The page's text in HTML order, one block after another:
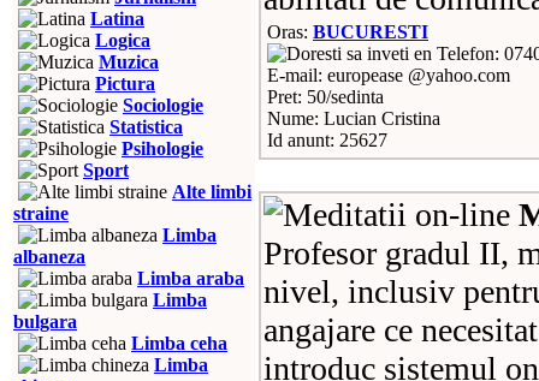
Latina
Logica
Muzica
Pictura
Sociologie
Statistica
Psihologie
Sport
Alte limbi
straine
Limba
albaneza
Limba araba
Limba
bulgara
Limba ceha
Limba
Oras: BUCURESTI
Telefon:
E-mail: europease @yahoo.com
Pret: 50/sedinta
Nume: Lucian Cristina
Id anunt: 25627
Profesor gradul II,
nivel, inclusiv
angajare ce
introduc sistemul